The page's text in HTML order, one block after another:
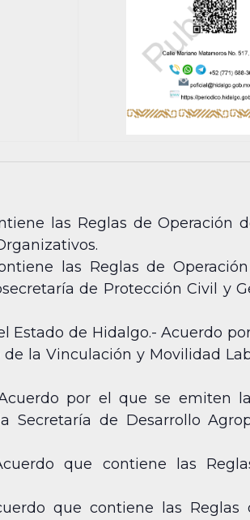
las Reglas de Operación
las Reglas de
de Protección Civil y
Estado de Hidalgo.- Acuerdo
la Vinculación y Movilidad
por el que se emiten
Secretaría de Desarrollo
que contiene las
que contiene las